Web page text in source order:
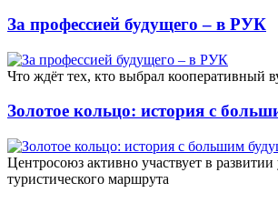
За профессией будущего – в РУК
Что ждёт тех, кто выбрал кооперативный
Золотое кольцо: история с
Центросоюз активно участвует в
туристического маршрута